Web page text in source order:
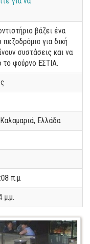
βάζει ένα
για δική
συστάσεις και να
φούρνο ΕΣΤΙΑ.
Ελλάδα
π.μ.
μ.μ.